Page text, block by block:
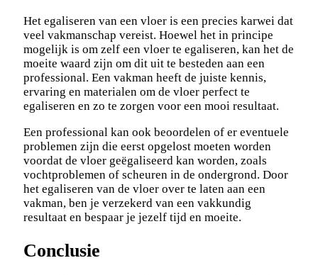
Het egaliseren van een vloer is een precies karwei dat
veel vakmanschap vereist. Hoewel het in principe
mogelijk is om zelf een vloer te egaliseren, kan het de
moeite waard zijn om dit uit te besteden aan een
professional. Een vakman heeft de juiste kennis,
ervaring en materialen om de vloer perfect te
egaliseren en zo te zorgen voor een mooi resultaat.
Een professional kan ook beoordelen of er eventuele
problemen zijn die eerst opgelost moeten worden
voordat de vloer geëgaliseerd kan worden, zoals
vochtproblemen of scheuren in de ondergrond. Door
het egaliseren van de vloer over te laten aan een
vakman, ben je verzekerd van een vakkundig
resultaat en bespaar je jezelf tijd en moeite.
Conclusie